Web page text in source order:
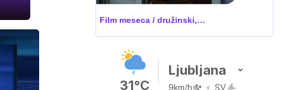
V živo na VOYO: sreda ob 20.30
31°C
Ljubljana
9km/h SV